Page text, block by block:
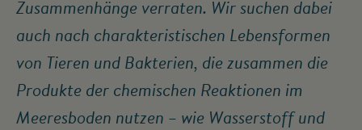
Zusammenhänge verraten. Wir suchen dabei
auch nach charakteristischen Lebensformen
von Tieren und Bakterien, die zusammen die
Produkte der chemischen Reaktionen im
Meeresboden nutzen – wie Wasserstoff und